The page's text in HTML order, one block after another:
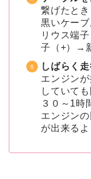
繋げたとき
黒いケー
リウス端
子（+）→
しばらく
エンジン
していて
３０～1時
エンジン
が出来るよ